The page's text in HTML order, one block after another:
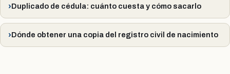
Duplicado de cédula: cuánto cuesta y cómo sacarlo
Dónde obtener una copia del registro civil de nacimiento